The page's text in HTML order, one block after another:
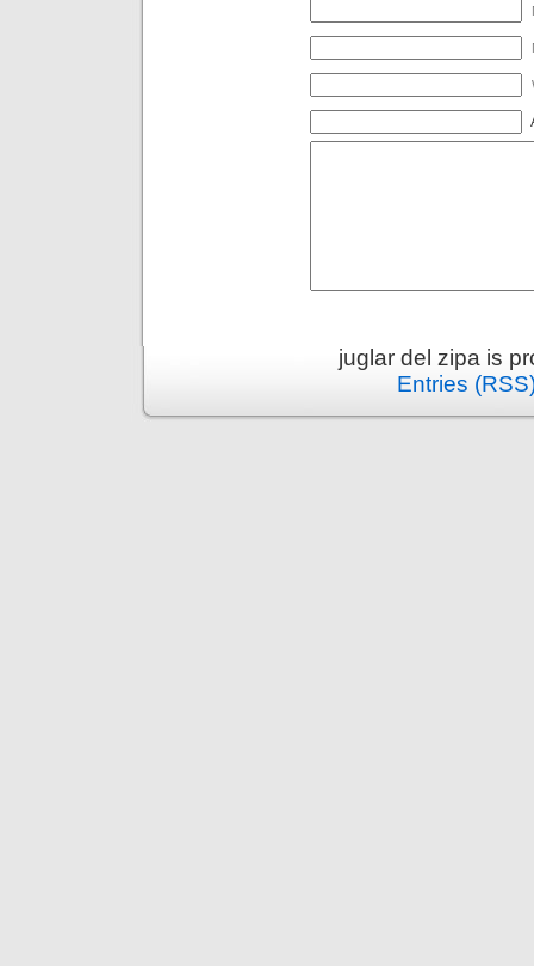
juglar del zipa is
Entries